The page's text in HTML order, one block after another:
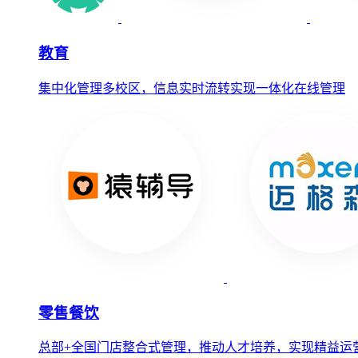
教育
集中化管理多校区，信息实时流转实现一体化在线管理
零售餐饮
总部+全国门店整合式管理，推动人才培养，实现精益运